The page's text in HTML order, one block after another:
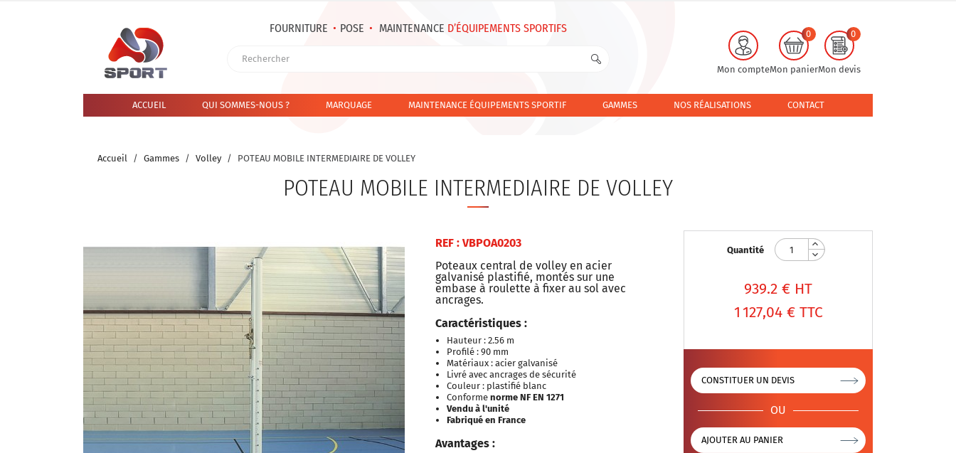
FOURNITURE • POSE • MAINTENANCE D’ÉQUIPEMENTS SPORTIFS
Mon compteMon panier
0
Mon devis
0
ACCUEIL QUI SOMMES-NOUS ? MARQUAGE MAINTENANCE ÉQUIPEMENTS SPORTIF GAMMES NOS RÉALISATIONS CONTACT
Accueil Gammes Volley POTEAU MOBILE INTERMEDIAIRE DE VOLLEY
POTEAU MOBILE INTERMEDIAIRE DE VOLLEY
REF : VBPOA0203
Poteaux central de volley en acier
galvanisé plastifié, montés sur une
embase à roulette à fixer au sol avec
ancrages.
Caractéristiques :
Hauteur : 2.56 m
Profilé : 90 mm
Matériaux : acier galvanisé
Livré avec ancrages de sécurité
Couleur : plastifié blanc
Conforme norme NF EN 1271
Vendu à l'unité
Fabriqué en France
Avantages :
Quantité
939.2 € HT
1 127,04 € TTC
CONSTITUER UN DEVIS
OU
AJOUTER AU PANIER